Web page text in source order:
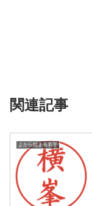
関連記事
よから始まる名字